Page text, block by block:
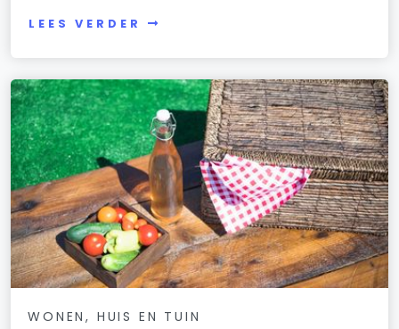
LEES VERDER
WONEN, HUIS EN TUIN